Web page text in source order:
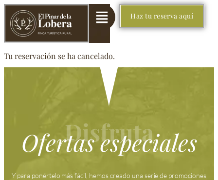
Haz tu reserva aquí
Tu reservación se ha cancelado.
Disfruta
Ofertas especiales
Y para ponértelo más fácil, hemos creado una serie de promociones